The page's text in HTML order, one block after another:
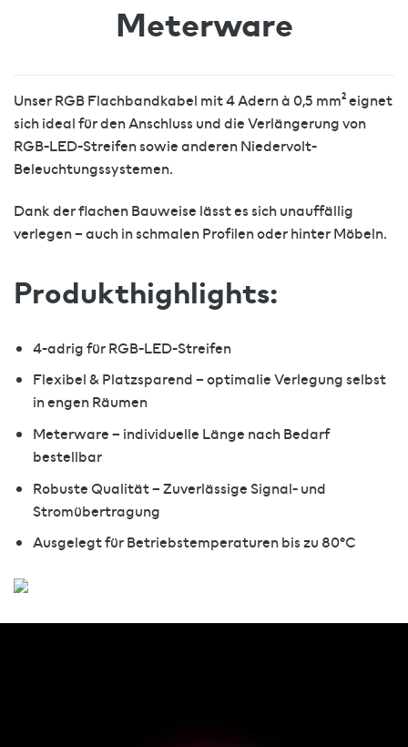
Meterware
Unser RGB Flachbandkabel mit 4 Adern à 0,5 mm² eignet
sich ideal für den Anschluss und die Verlängerung von
RGB-LED-Streifen sowie anderen Niedervolt-
Beleuchtungssystemen.
Dank der flachen Bauweise lässt es sich unauffällig
verlegen – auch in schmalen Profilen oder hinter Möbeln.
Produkthighlights:
4-adrig für RGB-LED-Streifen
Flexibel & Platzsparend – optimalie Verlegung selbst
in engen Räumen
Meterware – individuelle Länge nach Bedarf
bestellbar
Robuste Qualität – Zuverlässige Signal- und
Stromübertragung
Ausgelegt für Betriebstemperaturen bis zu 80°C